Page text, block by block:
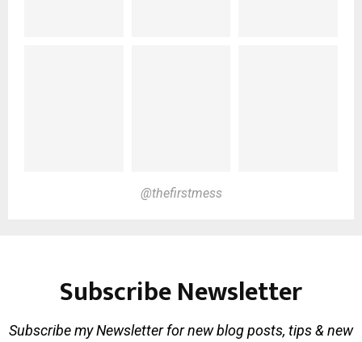
@thefirstmess
Subscribe Newsletter
Subscribe my Newsletter for new blog posts, tips & new